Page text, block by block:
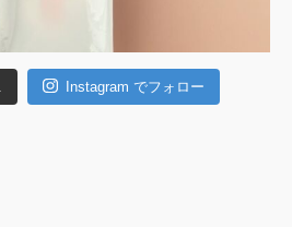
Instagram でフォロー